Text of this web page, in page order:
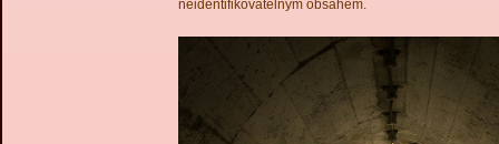
neidentifikovatelným obsahem.